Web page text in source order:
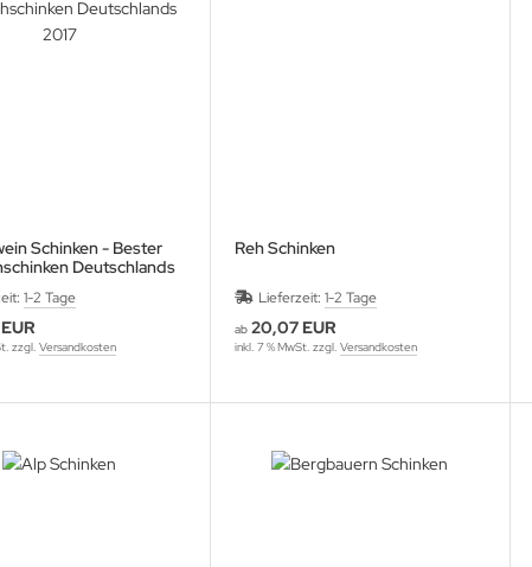
Schinken - Bester
Deutschlands
1-2 Tage
zzgl.Versandkosten
Reh Schinken
Lieferzeit: 1-2 Tage
ab 20,07 EUR
inkl. 7 % MwSt. zzgl. Versandkosten